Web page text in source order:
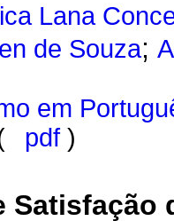
Lana
de Souza;
em
pdf )
Satisfação